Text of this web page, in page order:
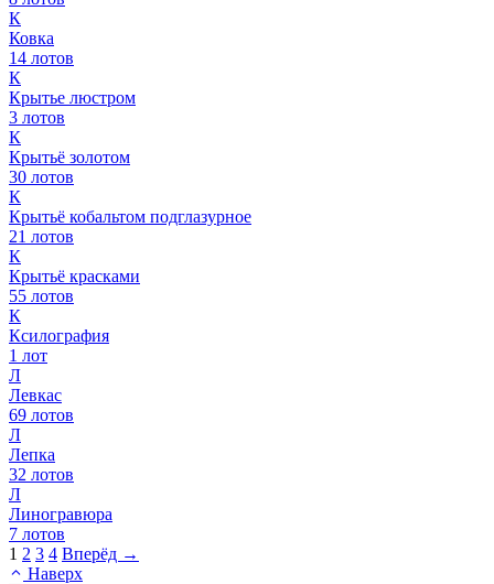
К
Ковка
14 лотов
К
Крытье люстром
3 лотов
К
Крытьё золотом
30 лотов
К
Крытьё кобальтом подглазурное
21 лотов
К
Крытьё красками
55 лотов
К
Ксилография
1 лот
Л
Левкас
69 лотов
Л
Лепка
32 лотов
Л
Линогравюра
7 лотов
1 2 3 4 Вперёд →
Наверх